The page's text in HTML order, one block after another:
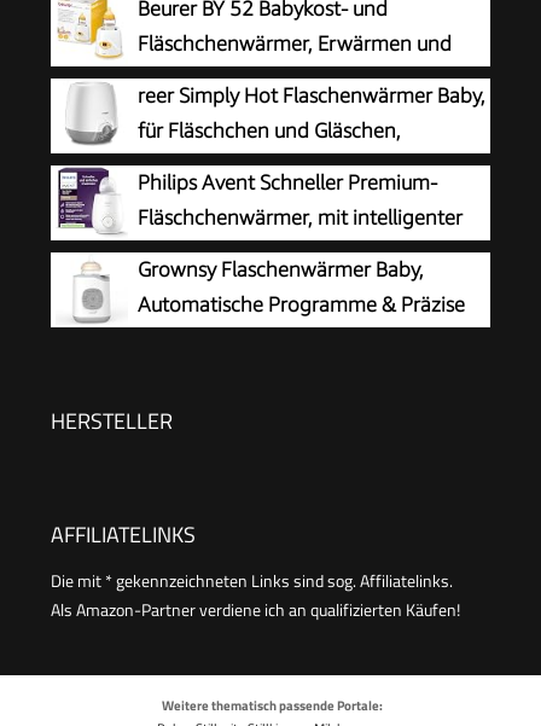
Beurer BY 52 Babykost- und
Fläschchenwärmer, Erwärmen und
Warmhalten von Babynahrung, 8
Minuten Aufwärmzeit, digitale
Temperaturanzeige, passend für alle
handelsüblichen Babyflaschen, 1 Stück
reer Simply Hot Flaschenwärmer Baby,
für Fläschchen und Gläschen,
Weiß/Grau
Philips Avent Schneller Premium-
Fläschchenwärmer, mit intelligenter
Temperaturregelung,
Wasserbadtechnologie, automatischer
Abschaltung, Modell SCF358/00
Grownsy Flaschenwärmer Baby,
Automatische Programme & Präzise
HERSTELLER
AFFILIATELINKS
Die mit * gekennzeichneten Links sind sog. Affiliatelinks.
Als Amazon-Partner verdiene ich an qualifizierten Käufen!
Weitere thematisch passende Portale: